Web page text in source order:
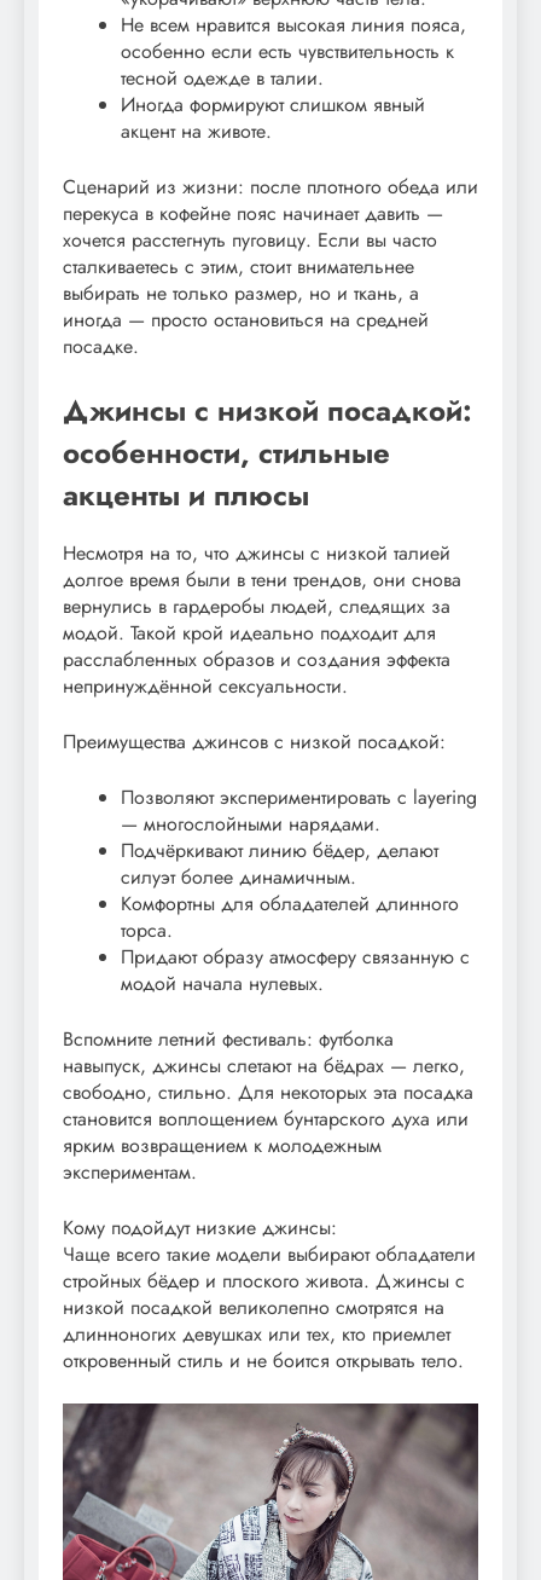
Не всем нравится высокая линия пояса,
особенно если есть чувствительность к
тесной одежде в талии.
Иногда формируют слишком явный
акцент на животе.
Сценарий из жизни: после плотного обеда или
перекуса в кофейне пояс начинает давить —
хочется расстегнуть пуговицу. Если вы часто
сталкиваетесь с этим, стоит внимательнее
выбирать не только размер, но и ткань, а
иногда — просто остановиться на средней
посадке.
Джинсы с низкой посадкой:
особенности, стильные
акценты и плюсы
Несмотря на то, что джинсы с низкой талией
долгое время были в тени трендов, они снова
вернулись в гардеробы людей, следящих за
модой. Такой крой идеально подходит для
расслабленных образов и создания эффекта
непринуждённой сексуальности.
Преимущества джинсов с низкой посадкой:
Позволяют экспериментировать с layering
— многослойными нарядами.
Подчёркивают линию бёдер, делают
силуэт более динамичным.
Комфортны для обладателей длинного
торса.
Придают образу атмосферу связанную с
модой начала нулевых.
Вспомните летний фестиваль: футболка
навыпуск, джинсы слетают на бёдрах — легко,
свободно, стильно. Для некоторых эта посадка
становится воплощением бунтарского духа или
ярким возвращением к молодежным
экспериментам.
Кому подойдут низкие джинсы:
Чаще всего такие модели выбирают обладатели
стройных бёдер и плоского живота. Джинсы с
низкой посадкой великолепно смотрятся на
длинноногих девушках или тех, кто приемлет
откровенный стиль и не боится открывать тело.